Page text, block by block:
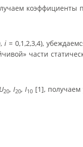
коэффициенты
i = 0,1,2,3,4),
части
U20, I20, I10 [1], получаем